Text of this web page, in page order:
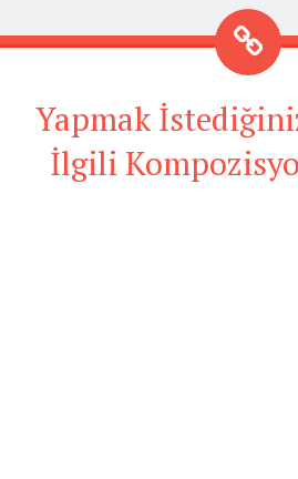
Yapmak
İlgili